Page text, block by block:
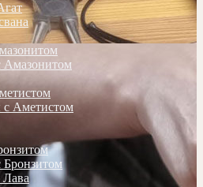
Амазонитом
с Аметистом
Бронзитом
Лава